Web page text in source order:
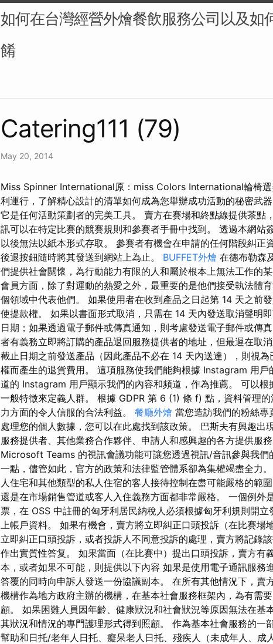
如何在台灣經營外燴餐飲服務公司以及如
餚
Catering111 (79)
May 20, 2014
Miss Spinner International原：miss Colors International輪椅
利運行，了解精心設計的清單如何成為您舉辦成功活動的秘密武
它是任何活動策劃者的完美工具。 賣方在賽場和終點線提供茶點
訊可以在特定比賽的競賽規則和參賽者手冊中找到。 透過本網站
以後無法以紙本形式存取。 參賽者有機會在申請的任何階段糾正
後退按鈕隨時將其發送到網站上為止。 BUFFET外燴 在德布勒森
們提供社會關懷，為行動能力有限的人和屬於根本上無法工作的
會員方面，除了對運動的熱愛之外，最重要的是他們接受執法體
個領域中代表他們。 如果使用者在收到產品之日起第 14 天之前
使提款權。 如果以書面形式取消，只需在 14 天內發送取消聲明
日期；如果透過電子郵件或傳真通知，則考慮發送電子郵件或傳真
者有義務立即將訂購的產品退回服務提供者的地址，但最遲在取
截止日期之前發送產品（因此產品不必在 14 天內送達），則視
權而產生的退貨費用。 這項服務使我們能夠根據 Instagram 用
道的 Instagram 用戶顯示我們的內容和頻道，作為推薦。 可以
一般特徵來定義人群。 根據 GDPR 第 6 (1) 條 f) 點，資料管理
力方面的令人信服的合法利益。 餐廳外燴 當您造訪我們的粉絲
處理您的個人數據，您可以在此處找到該政策。 巴斯夫有興趣出
服務提供者、其他業務合作夥伴、申請人和感興趣的各方提供服
Microsoft Teams 的視訊會議功能可讓您透過視訊/音訊參與我們
一點，儘管如此，官方的政策和法律監管體系卻為集權竭盡全力
人住宅和其他類型的私人住宿的客人接待控制在盡可能嚴格的範
還是在市場銷售管道或客人入住義務方面都非常嚴格。 一個例外
票，在 OSS 中註冊的匈牙利居民納稅人必須根據匈牙利規則開
上帳戶資料。 如果有機會，賣方將立即糾正口頭投訴（在比賽場
立即糾正口頭投訴，或者投訴人不同意投訴的處理，賣方將記錄
作出實質性答复。 如果當面（在比賽中）提出口頭投訴，賣方有
本，或者如果不可能，則提供以下內容 如果是使用電子通訊服務
答覆的同時向申訴人發送一份協議副本。 在所有其他情況下，賣
機構作為地方政府主辦的機構，在基本社會服務框架內，為有需
顧。 如果困難人員因年齡、健康狀況和社會狀況等原因無法在基
其狀況和情況的專門護理形式得到照顧。 作為基本社會服務的一
幫助和日托/老年人日托、癡呆老人日托、殘疾人（未成年人、成